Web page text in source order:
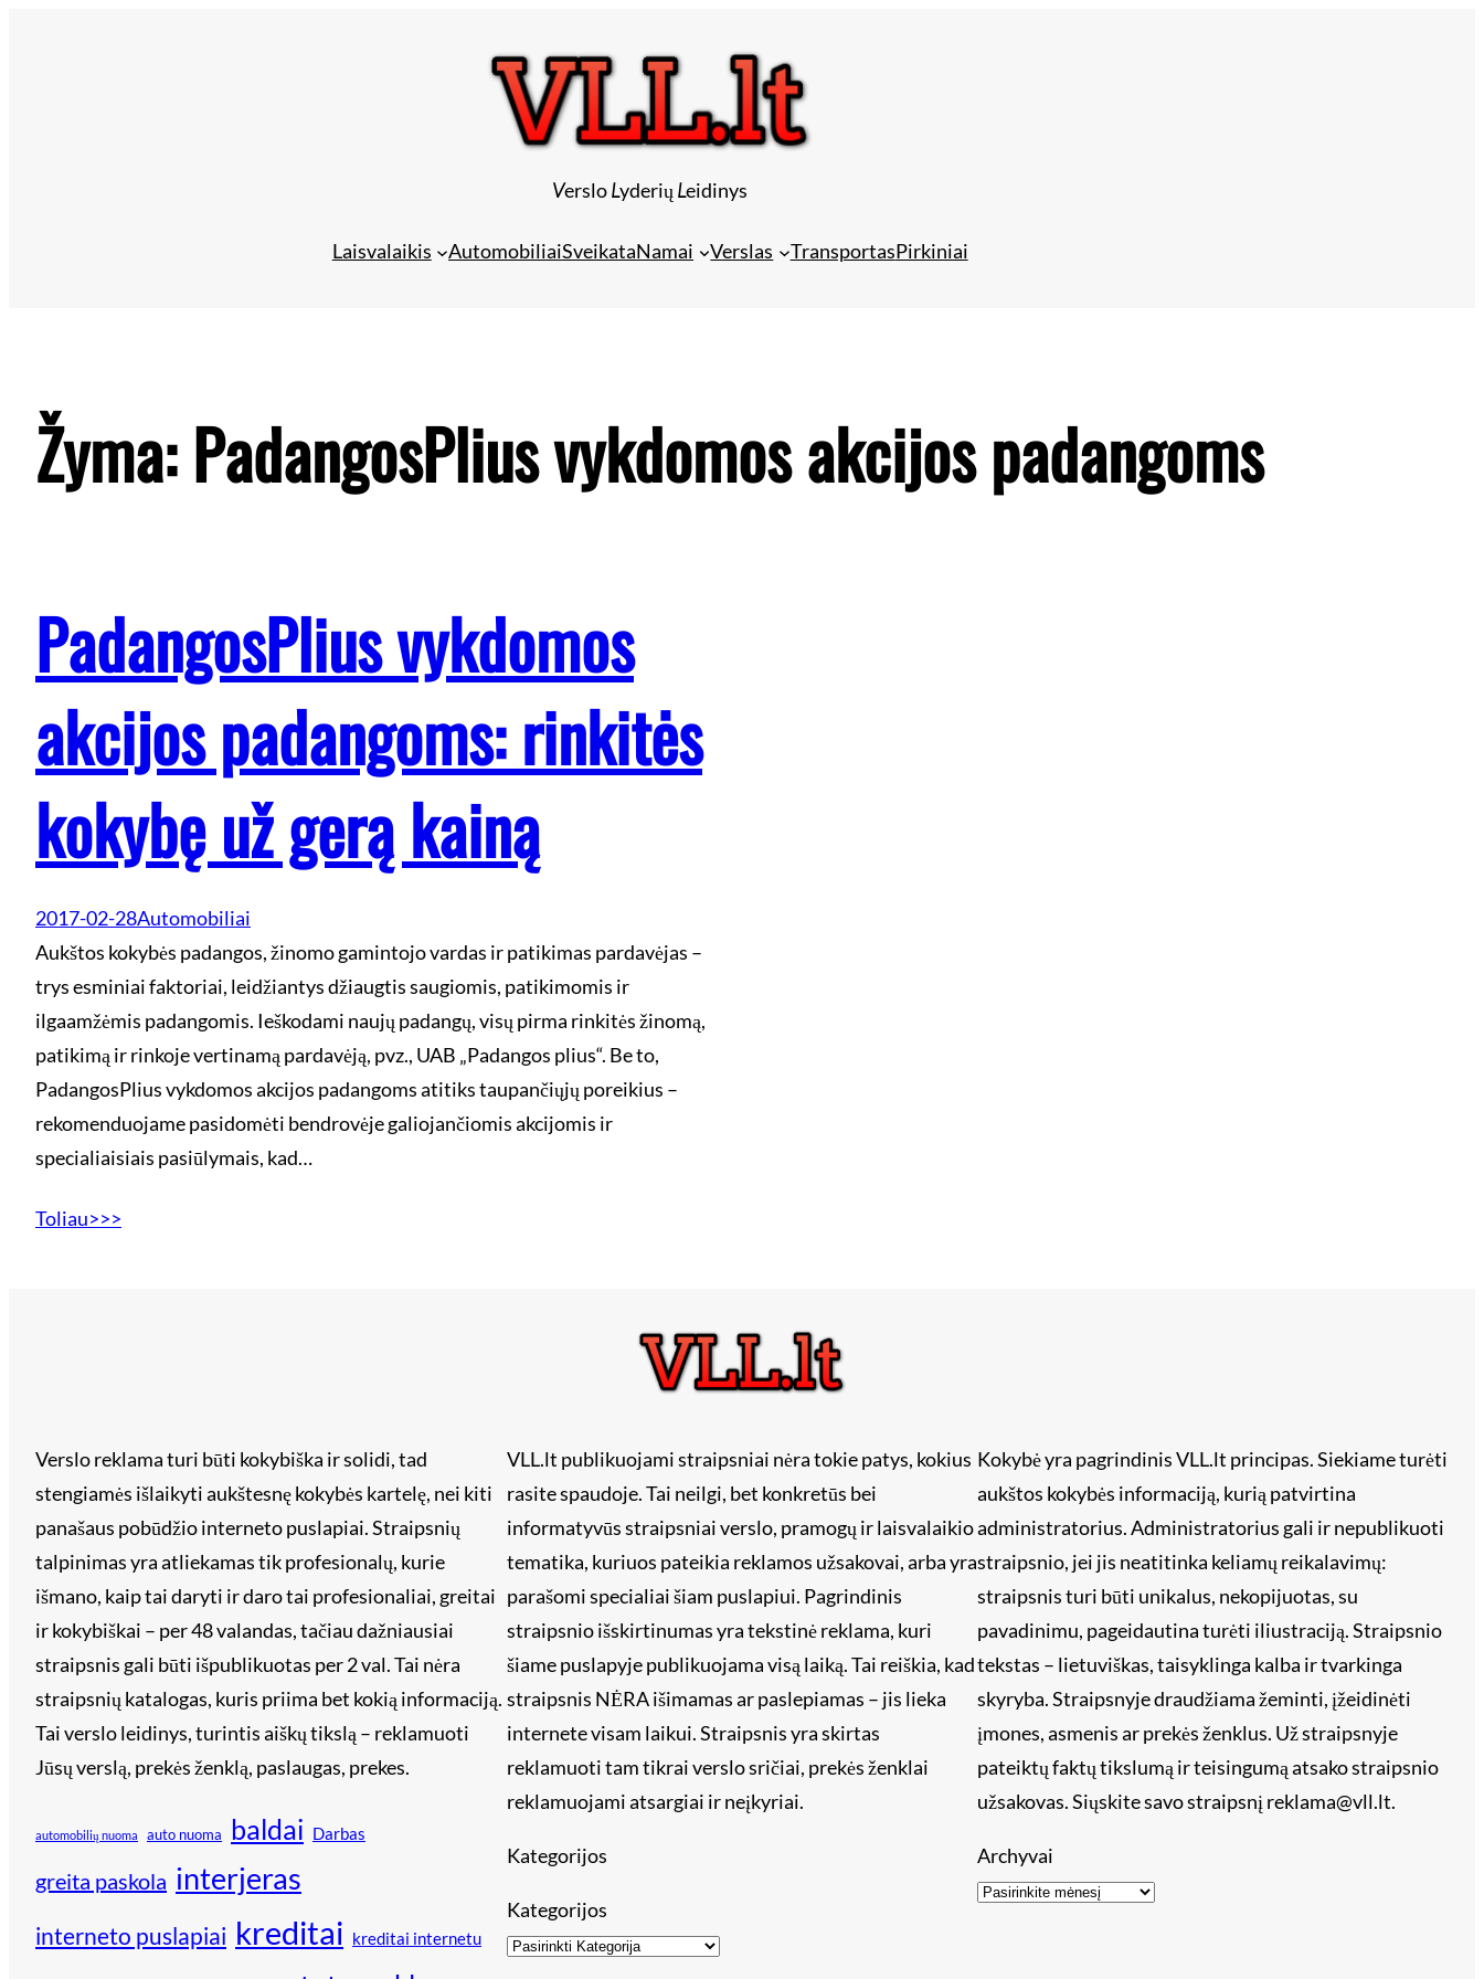
VersloLyderių Leidinys
Laisvalaikis AutomobiliaiSveikataNamai Verslas TransportasPirkiniai
Žyma:PadangosPlius vykdomos akcijos padangoms
PadangosPlius vykdomos
akcijos padangoms: rinkitės
kokybę už gerą kainą
2017-02-28Automobiliai
Aukštos kokybės padangos, žinomo gamintojo vardas ir patikimas pardavėjas –
trys esminiai faktoriai, leidžiantys džiaugtis saugiomis, patikimomis ir
ilgaamžėmis padangomis. Ieškodami naujų padangų, visų pirma rinkitės žinomą,
patikimą ir rinkoje vertinamą pardavėją, pvz., UAB „Padangos plius“. Be to,
PadangosPlius vykdomos akcijos padangoms atitiks taupančiųjų poreikius –
rekomenduojame pasidomėti bendrovėje galiojančiomis akcijomis ir
specialiaisiais pasiūlymais, kad…
Toliau>>>
Verslo reklama turi būti kokybiška ir solidi, tad
stengiamės išlaikyti aukštesnę kokybės kartelę, nei kiti
panašaus pobūdžio interneto puslapiai. Straipsnių
talpinimas yra atliekamas tik profesionalų, kurie
išmano, kaip tai daryti ir daro tai profesionaliai, greitai
ir kokybiškai – per 48 valandas, tačiau dažniausiai
straipsnis gali būti išpublikuotas per 2 val. Tai nėra
straipsnių katalogas, kuris priima bet kokią informaciją.
Tai verslo leidinys, turintis aiškų tikslą – reklamuoti
Jūsų verslą, prekės ženklą, paslaugas, prekes.
automobilių nuoma auto nuoma baldai Darbas
greita paskola interjeras
interneto puslapiai kreditai kreditai internetu
VLL.lt publikuojami straipsniai nėra tokie patys, kokius
rasite spaudoje. Tai neilgi, bet konkretūs bei
informatyvūs straipsniai verslo, pramogų ir laisvalaikio
tematika, kuriuos pateikia reklamos užsakovai, arba yra
parašomi specialiai šiam puslapiui. Pagrindinis
straipsnio išskirtinumas yra tekstinė reklama, kuri
šiame puslapyje publikuojama visą laiką. Tai reiškia, kad
straipsnis NĖRA išimamas ar paslepiamas – jis lieka
internete visam laikui. Straipsnis yra skirtas
reklamuoti tam tikrai verslo sričiai, prekės ženklai
reklamuojami atsargiai ir neįkyriai.
Kategorijos
Kategorijos
Kokybė yra pagrindinis VLL.lt principas. Siekiame turėti
aukštos kokybės informaciją, kurią patvirtina
administratorius. Administratorius gali ir nepublikuoti
straipsnio, jei jis neatitinka keliamų reikalavimų:
straipsnis turi būti unikalus, nekopijuotas, su
pavadinimu, pageidautina turėti iliustraciją. Straipsnio
tekstas – lietuviškas, taisyklinga kalba ir tvarkinga
skyryba. Straipsnyje draudžiama žeminti, įžeidinėti
įmones, asmenis ar prekės ženklus. Už straipsnyje
pateiktų faktų tikslumą ir teisingumą atsako straipsnio
užsakovas. Siųskite savo straipsnį reklama@vll.lt.
Archyvai